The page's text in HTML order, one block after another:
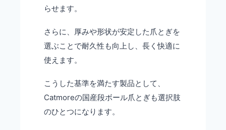
らせます。
さらに、厚みや形状が安定した爪とぎを
選ぶことで耐久性も向上し、長く快適に
使えます。
こうした基準を満たす製品として、
Catmoreの国産段ボール爪とぎも選択肢
のひとつになります。